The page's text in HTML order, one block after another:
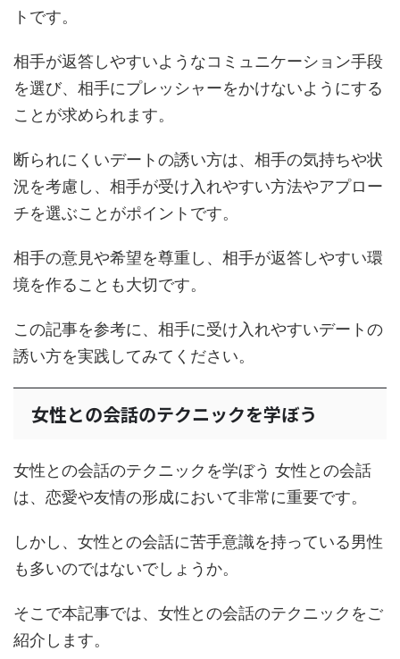
トです。
相手が返答しやすいようなコミュニケーション手段
を選び、相手にプレッシャーをかけないようにする
ことが求められます。
断られにくいデートの誘い方は、相手の気持ちや状
況を考慮し、相手が受け入れやすい方法やアプロー
チを選ぶことがポイントです。
相手の意見や希望を尊重し、相手が返答しやすい環
境を作ることも大切です。
この記事を参考に、相手に受け入れやすいデートの
誘い方を実践してみてください。
女性との会話のテクニックを学ぼう
女性との会話のテクニックを学ぼう 女性との会話
は、恋愛や友情の形成において非常に重要です。
しかし、女性との会話に苦手意識を持っている男性
も多いのではないでしょうか。
そこで本記事では、女性との会話のテクニックをご
紹介します。